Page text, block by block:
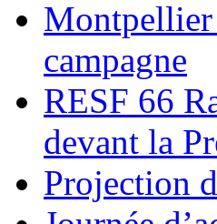
Montpellier
campagne
RESF 66
devant la
Projection